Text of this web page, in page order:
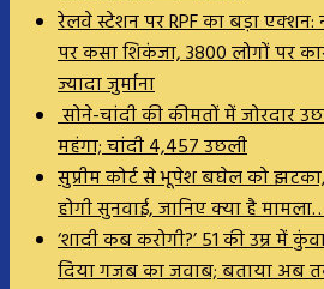
रेलवे स्टेशन पर RPF का बड़ा एक्शन:
पर कसा शिकंजा, 3800 लोगों पर
ज्यादा जुर्माना
सोने-चांदी की कीमतों में जोरदार
महंगा; चांदी ₹4,457 उछली
सुप्रीम कोर्ट से भूपेश बघेल को
होगी सुनवाई, जानिए क्या है
‘शादी कब करोगी?’ 51 की उम्र में
दिया गजब का जवाब; बताया अब